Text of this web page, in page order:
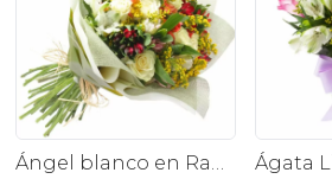
Ángel blanco en Ramo - Rosas blancas y Astromelias